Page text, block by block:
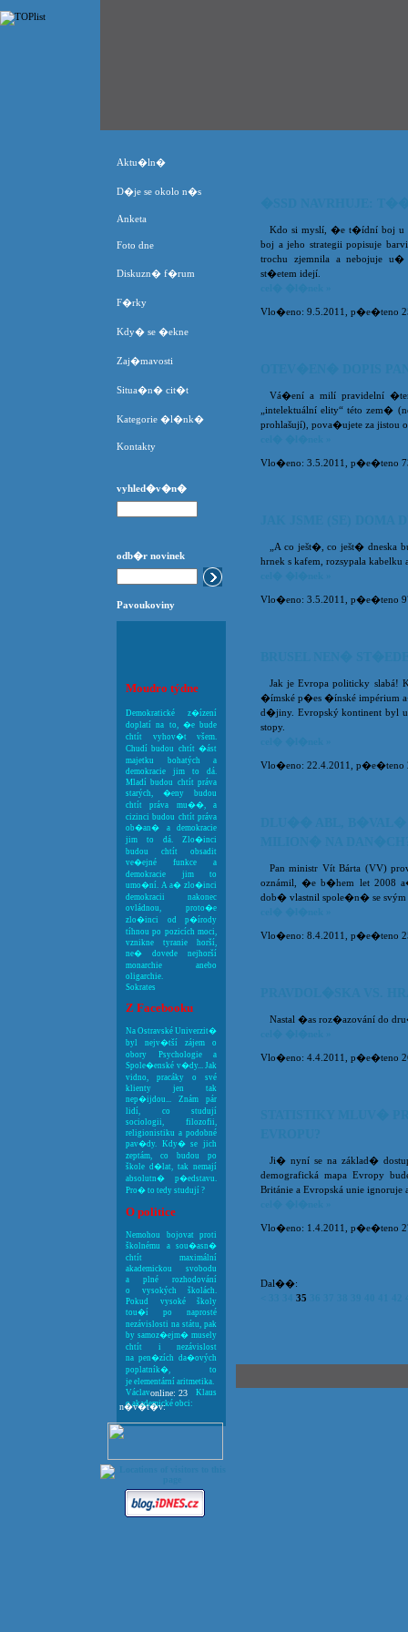
Kdo si myslí, �e t�ídní boj u
boj a jeho strategii popisuje
trochu zjemnila a nebojuje
st�etem idejí.
Vlo�eno: 9.5.2011, p�e�teno
Vá�ení a milí pravidelní
„intelektuální elity“ této zem�
prohlašují), pova�ujete za jistou
Vlo�eno: 3.5.2011, p�e�teno
„A co ješt�, co ješt� dneska
hrnek s kafem, rozsypala
Vlo�eno: 3.5.2011, p�e�teno
Jak je Evropa politicky
�ímské p�es �ínské impérium
d�jiny. Evropský kontinent byl
stopy.
Vlo�eno: 22.4.2011, p�e�teno
Pan ministr Vít Bárta (VV)
oznámil, �e b�hem let 2008
dob� vlastnil spole�n� se
Vlo�eno: 8.4.2011, p�e�teno
Nastal �as roz�azování do
Vlo�eno: 4.4.2011, p�e�teno
Ji� nyní se na základ�
demografická mapa Evropy
Británie a Evropská unie
Vlo�eno: 1.4.2011, p�e�teno
Dal��:
35
Aktu�ln�
D�je se okolo n�s
Anketa
Foto dne
Diskuzn� f�rum
F�rky
Kdy� se �ekne
Zaj�mavosti
Situa�n� cit�t
Kategorie �l�nk�
Kontakty
vyhled�v�n�
odb�r novinek
Pavoukoviny
Moudro týdne
Demokratické z�ízení
doplatí na to, �e bude
chtít vyhov�t všem.
Chudí budou chtít �ást
majetku bohatých a
demokracie jim to dá.
Mladí budou chtít práva
starých, �eny budou
chtít práva mu��, a
cizinci budou chtít práva
ob�an� a demokracie
jim to dá. Zlo�inci
budou chtít obsadit
ve�ejné funkce a
demokracie jim to
umo�ní. A a� zlo�inci
demokracii nakonec
ovládnou, proto�e
zlo�inci od p�írody
tíhnou po pozicích moci,
vznikne tyranie horší,
ne� dovede nejhorší
monarchie anebo
oligarchie.
Sokrates
Z Facebooku
Na Ostravské Univerzit�
byl nejv�tší zájem o
obory Psychologie a
Spole�enské v�dy... Jak
vidno, pracáky o své
klienty jen tak
nep�ijdou... Znám pár
lidí, co studují
sociologii, filozofii,
religionistiku a podobné
pav�dy. Kdy� se jich
zeptám, co budou po
škole d�lat, tak nemají
absolutn� p�edstavu.
Pro� to tedy studují ?
O politice
Nemohou bojovat proti
školnému a sou�asn�
chtít maximální
akademickou svobodu
a plné rozhodování
o vysokých školách.
Pokud vysoké školy
tou�í po naprosté
nezávislosti na státu, pak
by samoz�ejm� musely
chtít i nezávislost
na pen�zích da�ových
poplatník�, to
je elementární aritmetika.
Václav Klaus
o akademické obci:
online: 23
n�v�t�v: